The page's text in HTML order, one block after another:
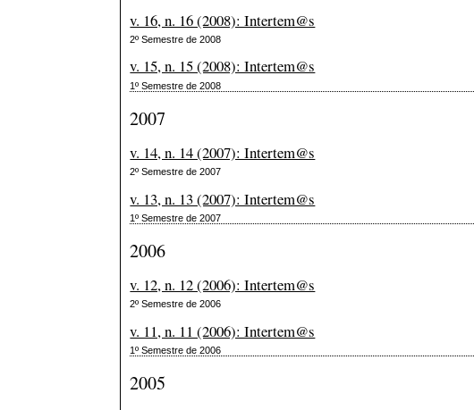
v. 16, n. 16 (2008): Intertem@s
2º Semestre de 2008
v. 15, n. 15 (2008): Intertem@s
1º Semestre de 2008
2007
v. 14, n. 14 (2007): Intertem@s
2º Semestre de 2007
v. 13, n. 13 (2007): Intertem@s
1º Semestre de 2007
2006
v. 12, n. 12 (2006): Intertem@s
2º Semestre de 2006
v. 11, n. 11 (2006): Intertem@s
1º Semestre de 2006
2005